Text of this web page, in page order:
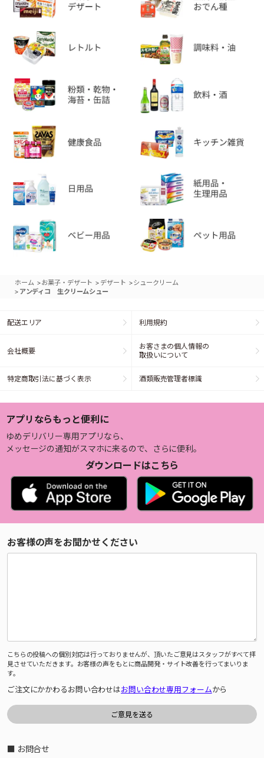
ホーム >お菓子・デザート > デザート >シュークリーム
> アンディコ 生クリームシュー
配送エリア 利用規約
会社概要
お客さまの個人情報の
取扱いについて
特定商取引法に基づく表示 酒類販売管理者標識
アプリならもっと便利に
ゆめデリバリー専用アプリなら、
メッセージの通知がスマホに来るので、さらに便利。
ダウンロードはこちら
お客様の声をお聞かせください
こちらの投稿への個別対応は行っておりませんが、頂いたご意見はスタッフがすべて拝
見させていただきます。お客様の声をもとに商品開発・サイト改善を行ってまいりま
す。
ご注文にかかわるお問い合わせはお問い合わせ専用フォームから
■ お問合せ